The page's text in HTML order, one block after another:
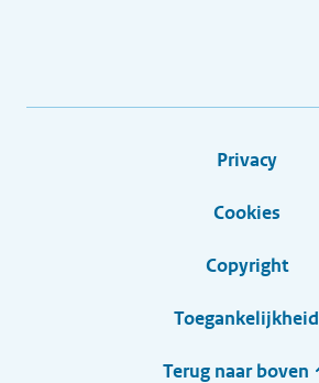
Privacy
Cookies
Copyright
Toegankelijkheid
Terug naar boven